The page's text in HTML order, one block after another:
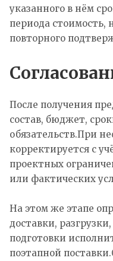
указанного в нём
периода стоимость,
повторного
После получения
состав, бюджет,
обязательств.При
корректируется с
проектных
или фактических
На этом же этапе
доставки,
подготовки
поэтапной